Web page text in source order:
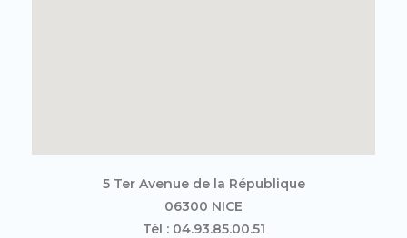
5 Ter Avenue de la République
06300 NICE
Tél : 04.93.85.00.51